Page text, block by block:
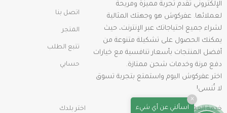
الإلكتروني تقدم تجربة مميزة ومريحة
لعملائها. عفركوش هو وجهتك المثالية
لشراء جميع احتياجاتك عبر الإنترنت، حيث
يمكنك الحصول على تشكيلة متنوعة من
أفضل المنتجات بأسعار تنافسية مع خيارات
دفع مرنة وخدمات شحن ممتازة.
اختر عفركوش اليوم واستمتع بتجربة تسوق
لا تُنسى!
اتصل بنا
المتجر
تتبع الطلب
حسابي
خدمة العملاء اختر بلدك اسألني عن أي شيء
×